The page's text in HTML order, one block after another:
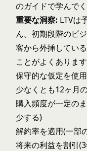
のガイドで学んでく
重要な洞察: LTVは
ん。初期段階のビ
客から外挿してい
ことがよくありま
保守的な仮定を使
少なくとも12ヶ月
購入頻度が一定の
少する)
解約率を適用(一部
将来の利益を割引